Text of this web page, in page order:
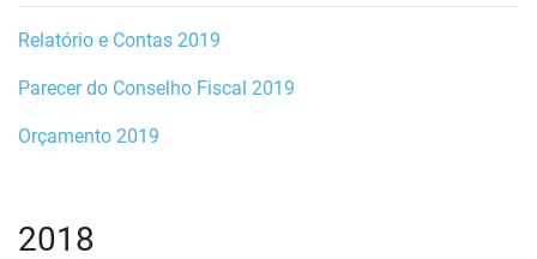
Relatório e Contas 2019
Parecer do Conselho Fiscal 2019
Orçamento 2019
2018